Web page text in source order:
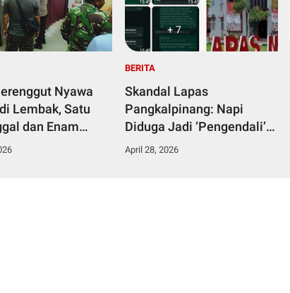
Nyawa
Lembak, Satu
dan Enam
BERITA
Skandal Lapas
Pangkalpinang: Napi
Diduga Jadi ‘Pengendali’
Narkotika dari Kamar
April 28, 2026